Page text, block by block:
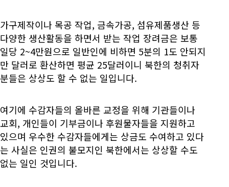
가구제작이나 목공 작업, 금속가공, 섬유제품생산 등
다양한 생산활동을 하면서 받는 작업 장려금은 보통
일당 2~4만원으로 일반인에 비하면 5분의 1도 안되지
만 달러로 환산하면 평균 25달러이니 북한의 청취자
분들은 상상도 할 수 없는 일입니다.
여기에 수감자들의 올바른 교정을 위해 기관들이나
교회, 개인들이 기부금이나 후원물자들을 지원하고
있으며 우수한 수감자들에게는 상금도 수여하고 있다
는 사실은 인권의 불모지인 북한에서는 상상할 수도
없는 일인 것입니다.